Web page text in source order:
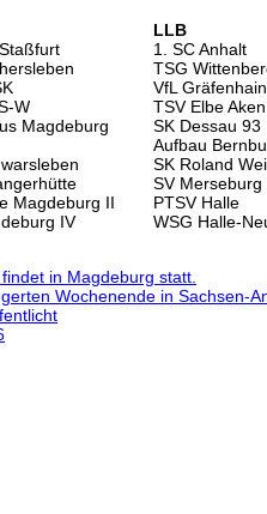
LLB
1. SC Anhalt
TSG
VfL
W
TSV Elbe
Magdeburg
SK Dessau 93
Aufbau
SK Roland
SV Merseburg
Magdeburg II
PTSV Halle
IV
WSG Halle-
in Magdeburg statt.
Wochenende in Sachsen-